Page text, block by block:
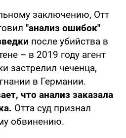
заключению, Отт
"анализ ошибок"
после убийства в
– в 2019 году агент
застрелил чеченца,
в Германии.
что анализ заказала
Отта суд признал
обвинению.